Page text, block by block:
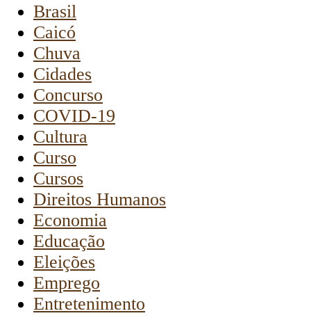
Brasil
Caicó
Chuva
Cidades
Concurso
COVID-19
Cultura
Curso
Cursos
Direitos Humanos
Economia
Educação
Eleições
Emprego
Entretenimento